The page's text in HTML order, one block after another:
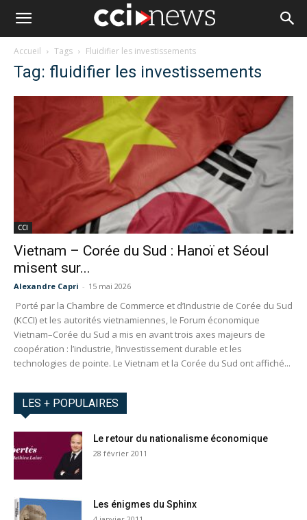
Accueil Tags Fluidifier les investissements
Tag: fluidifier les investissements
CCI
Vietnam – Corée du Sud : Hanoï et Séoul
misent sur...
Alexandre Capri - 15 mai 2026
Porté par la Chambre de Commerce et d’Industrie de Corée du Sud
(KCCI) et les autorités vietnamiennes, le Forum économique
Vietnam–Corée du Sud a mis en avant trois axes majeurs de
coopération : l’industrie, l’investissement durable et les
technologies de pointe. Le Vietnam et la Corée du Sud ont affiché...
LES + POPULAIRES
Le retour du nationalisme économique
28 février 2011
Les énigmes du Sphinx